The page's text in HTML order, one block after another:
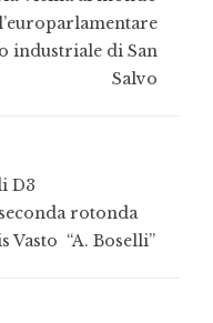
industriale di San
Salvo
D3
rotonda
“A. Boselli”